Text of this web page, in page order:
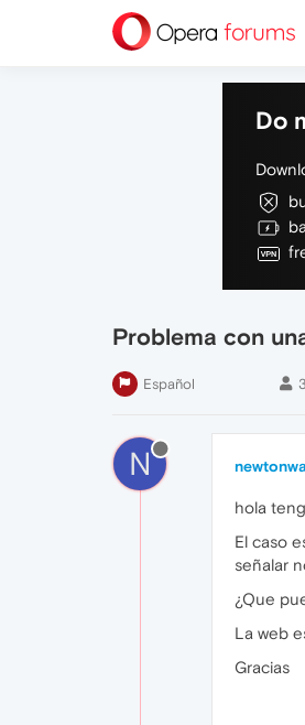
Do
Problema con
Español 3
N
hola
El caso
señalar
¿Que
La web
Gracias